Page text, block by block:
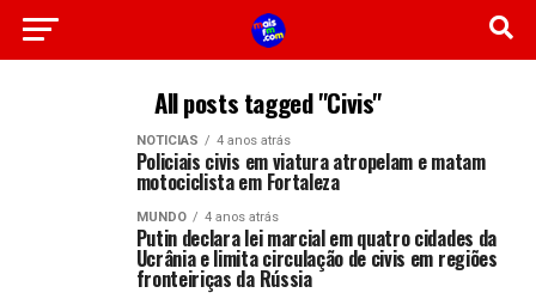
All posts tagged "Civis"
NOTICIAS 4 anos atrás
Policiais civis em viatura atropelam e matam
motociclista em Fortaleza
MUNDO 4 anos atrás
Putin declara lei marcial em quatro cidades da
Ucrânia e limita circulação de civis em regiões
fronteiriças da Rússia